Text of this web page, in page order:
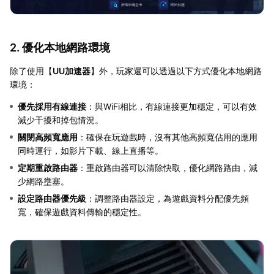
2. 優化本地網路環境
除了使用【UU加速器】外，玩家還可以透過以下方式優化本地網路
環境：
優先採用有線連接 ：與WiFi相比，有線連接更加穩定，可以有效
減少干擾和掉包情況。
關閉高頻寬應用 ：確保在玩遊戲時，沒有其他高頻寬佔用的應用
同時運行，如影片下載、線上直播等。
定期重啟路由器 ：重啟路由器可以清除快取，優化網路路由，減
少網路壅塞。
設定路由器優先級 ：調整路由器設定，為遊戲資料分配優先頻
寬，確保遊戲資料傳輸的穩定性。